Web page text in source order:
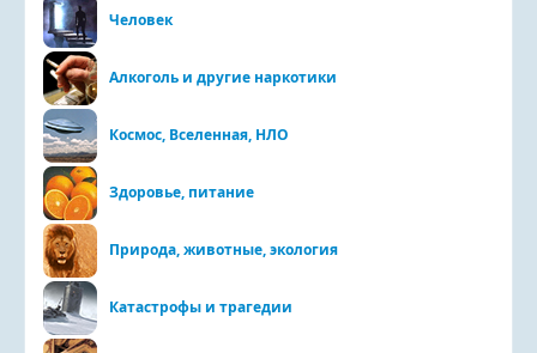
Человек
Алкоголь и другие наркотики
Космос, Вселенная, НЛО
Здоровье, питание
Природа, животные, экология
Катастрофы и трагедии